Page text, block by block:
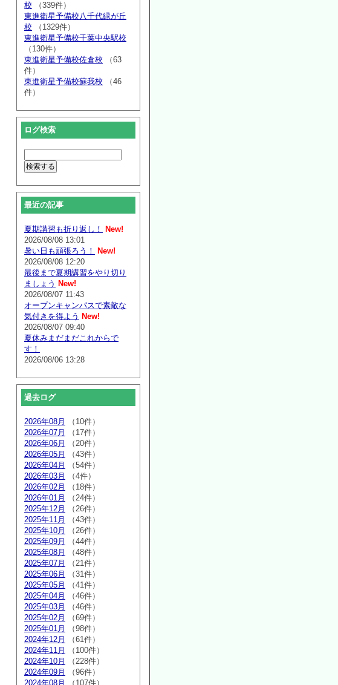
校 （339件）
東進衛星予備校八千代緑が丘
校 （1329件）
東進衛星予備校千葉中央駅校
（130件）
東進衛星予備校佐倉校 （63
件）
東進衛星予備校蘇我校 （46
件）
ログ検索
最近の記事
夏期講習も折り返し！
New!
2026/08/08 13:01
暑い日も頑張ろう！
New!
2026/08/08 12:20
最後まで夏期講習をやり切り
ましょう New!
2026/08/07 11:43
オープンキャンパスで素敵な
気付きを得よう New!
2026/08/07 09:40
夏休みまだまだこれからで
す！
2026/08/06 13:28
過去ログ
2026年08月
（10件）
2026年07月
（17件）
2026年06月
（20件）
2026年05月
（43件）
2026年04月
（54件）
2026年03月
（4件）
2026年02月
（18件）
2026年01月
（24件）
2025年12月
（26件）
2025年11月
（43件）
2025年10月
（26件）
2025年09月
（44件）
2025年08月
（48件）
2025年07月
（21件）
2025年06月
（31件）
2025年05月
（41件）
2025年04月
（46件）
2025年03月
（46件）
2025年02月
（69件）
2025年01月
（98件）
2024年12月
（61件）
2024年11月
（100件）
2024年10月
（228件）
2024年09月
（96件）
2024年08月
（107件）